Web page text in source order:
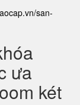
san-
ưa
két